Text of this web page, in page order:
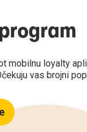
mobilnu loyalty
vas brojni